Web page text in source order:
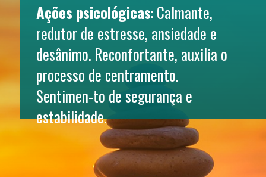
Ações psicológicas: Calmante,
redutor de estresse, ansiedade e
desânimo. Reconfortante, auxilia o
processo de centramento.
Sentimen-to de segurança e
estabilidade.